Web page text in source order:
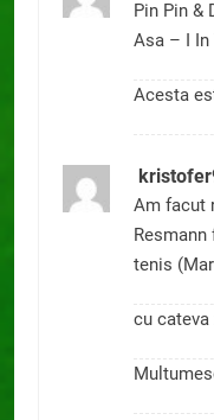
Pin Pin &
Asa – I In
Acesta
Am facut
tenis
cu cateva